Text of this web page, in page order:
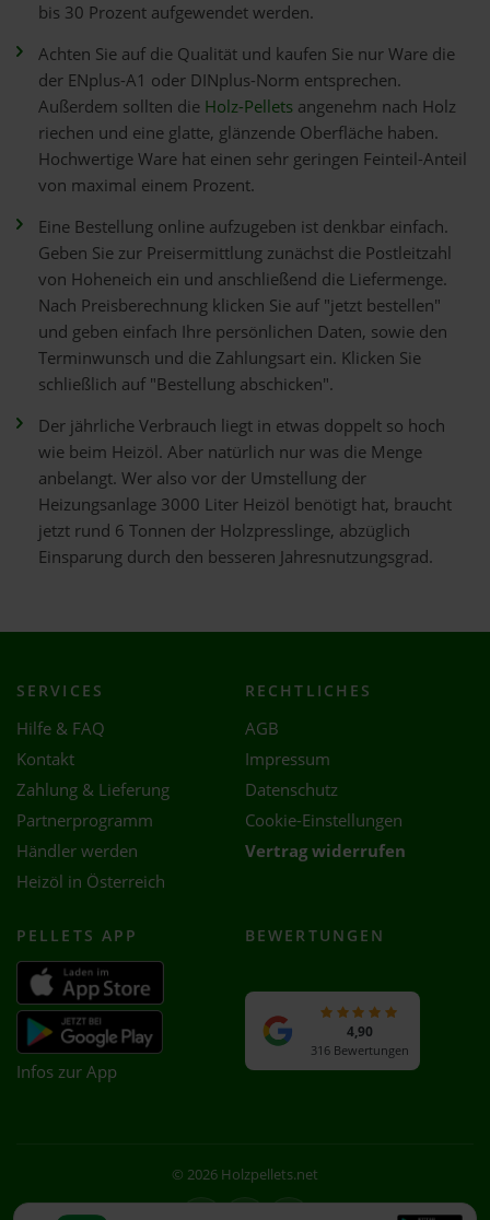
bis 30 Prozent aufgewendet werden.
Achten Sie auf die Qualität und kaufen Sie nur Ware die
der ENplus-A1 oder DINplus-Norm entsprechen.
Außerdem sollten die Holz-Pellets angenehm nach Holz
riechen und eine glatte, glänzende Oberfläche haben.
Hochwertige Ware hat einen sehr geringen Feinteil-Anteil
von maximal einem Prozent.
Eine Bestellung online aufzugeben ist denkbar einfach.
Geben Sie zur Preisermittlung zunächst die Postleitzahl
von Hoheneich ein und anschließend die Liefermenge.
Nach Preisberechnung klicken Sie auf "jetzt bestellen"
und geben einfach Ihre persönlichen Daten, sowie den
Terminwunsch und die Zahlungsart ein. Klicken Sie
schließlich auf "Bestellung abschicken".
Der jährliche Verbrauch liegt in etwas doppelt so hoch
wie beim Heizöl. Aber natürlich nur was die Menge
anbelangt. Wer also vor der Umstellung der
Heizungsanlage 3000 Liter Heizöl benötigt hat, braucht
jetzt rund 6 Tonnen der Holzpresslinge, abzüglich
Einsparung durch den besseren Jahresnutzungsgrad.
SERVICES
Hilfe & FAQ
Kontakt
Zahlung & Lieferung
Partnerprogramm
Händler werden
Heizöl in Österreich
RECHTLICHES
AGB
Impressum
Datenschutz
Cookie-Einstellungen
Vertrag widerrufen
PELLETS APP
Infos zur App
BEWERTUNGEN
4,90
316 Bewertungen
© 2026 Holzpellets.net